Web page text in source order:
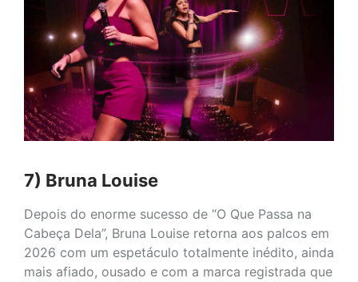
7) Bruna Louise
Depois do enorme sucesso de “O Que Passa na
Cabeça Dela”, Bruna Louise retorna aos palcos em
2026 com um espetáculo totalmente inédito, ainda
mais afiado, ousado e com a marca registrada que